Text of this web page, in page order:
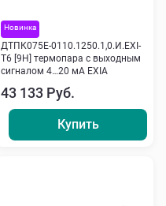
Новинка
ДТПК075Е-0110.1250.1,0.И.ЕХI-
Т6 [9Н] термопара с выходным
сигналом 4…20 мА EXIA
43 133 Руб.
Купить